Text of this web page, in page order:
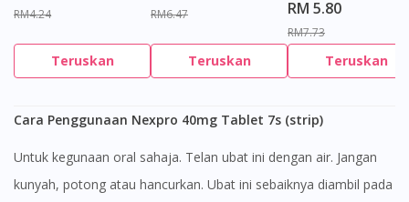
RM4.24
Teruskan
RM6.47
Teruskan
RM 5.80
RM7.73
Teruskan
Cara Penggunaan Nexpro 40mg Tablet 7s (strip)
Untuk kegunaan oral sahaja. Telan ubat ini dengan air. Jangan
kunyah, potong atau hancurkan. Ubat ini sebaiknya diambil pada